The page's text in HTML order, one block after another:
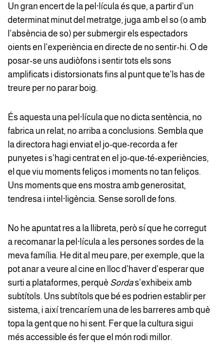
Un gran encert de la pel·lícula és que, a partir d'un
determinat minut del metratge, juga amb el so (o amb
l'absència de so) per submergir els espectadors
oients en l'experiència en directe de no sentir-hi. O de
posar-se uns audiòfons i sentir tots els sons
amplificats i distorsionats fins al punt que te'ls has de
treure per no parar boig.
És aquesta una pel·lícula que no dicta sentència, no
fabrica un relat, no arriba a conclusions. Sembla que
la directora hagi enviat el jo-que-recorda a fer
punyetes i s'hagi centrat en el jo-que-té-experiències,
el que viu moments feliços i moments no tan feliços.
Uns moments que ens mostra amb generositat,
tendresa i intel·ligència. Sense soroll de fons.
No he apuntat res a la llibreta, però sí que he corregut
a recomanar la pel·lícula a les persones sordes de la
meva família. He dit al meu pare, per exemple, que la
pot anar a veure al cine en lloc d'haver d'esperar que
surti a plataformes, perquè Sordas'exhibeix amb
subtítols. Uns subtítols que bé es podrien establir per
sistema, i així trencaríem una de les barreres amb què
topa la gent que no hi sent. Fer que la cultura sigui
més accessible és fer que el món rodi millor.